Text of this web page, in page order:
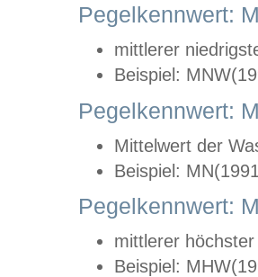
Pegelkennwert:
mittlerer
Beispiel:
Pegelkennwert:
Mittelwert der
Beispiel:
Pegelkennwert:
mittlerer
Beispiel: